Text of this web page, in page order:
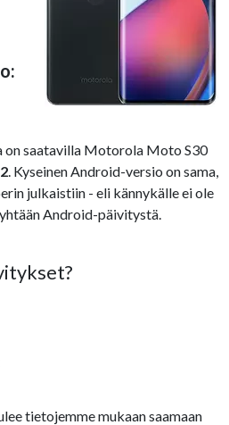
on saatavilla Motorola Moto S30
. Kyseinen Android-versio on sama,
julkaistiin - eli kännykälle ei ole
Android-päivitystä.
tietojemme mukaan saamaan